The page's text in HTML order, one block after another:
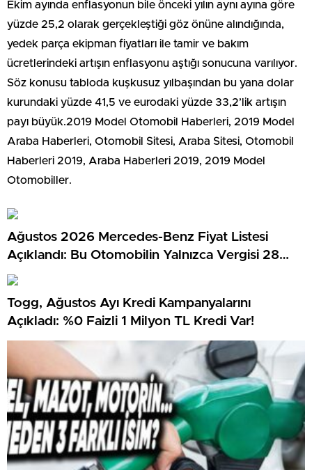
Ekim ayında enflasyonun bile önceki yılın aynı ayına göre
yüzde 25,2 olarak gerçekleştiği göz önüne alındığında,
yedek parça ekipman fiyatları ile tamir ve bakım
ücretlerindeki artışın enflasyonu aştığı sonucuna varılıyor.
Söz konusu tabloda kuşkusuz yılbaşından bu yana dolar
kurundaki yüzde 41,5 ve eurodaki yüzde 33,2’lik artışın
payı büyük.2019 Model Otomobil Haberleri, 2019 Model
Araba Haberleri, Otomobil Sitesi, Araba Sitesi, Otomobil
Haberleri 2019, Araba Haberleri 2019, 2019 Model
Otomobiller.
Ağustos 2026 Mercedes-Benz Fiyat Listesi
Açıklandı: Bu Otomobilin Yalnızca Vergisi 28
Milyon TL…
Togg, Ağustos Ayı Kredi Kampanyalarını
Açıkladı: %0 Faizli 1 Milyon TL Kredi Var!